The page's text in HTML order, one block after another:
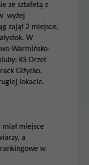
ze sztafetą z
wyżej
zajął 2 miejsce,
W
Warmińsko-
KS Orzeł
Giżycko,
lokacie.
miał miejsce
a
w